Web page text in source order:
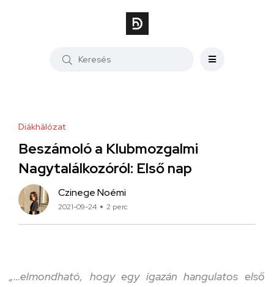
Diákhálózat
Beszámoló a Klubmozgalmi
Nagytalálkozóról: Első nap
Czinege Noémi
2021-09-24 2 perc
„…elmondható, hogy egy igazán hangulatos első